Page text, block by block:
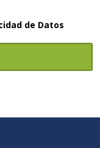
de Datos